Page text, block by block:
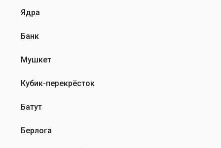
Ядра
Банк
Мушкет
Кубик-перекрёсток
Батут
Берлога